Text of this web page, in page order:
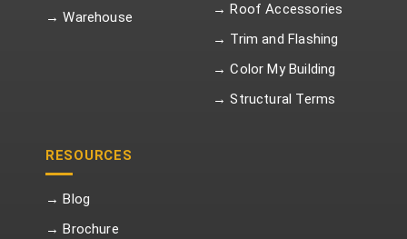
→ Warehouse
→ Roof Accessories
→ Trim and Flashing
→ Color My Building
→ Structural Terms
RESOURCES
→ Blog
→ Brochure